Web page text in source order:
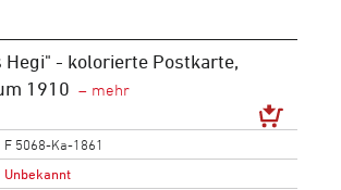
Hegi" - kolorierte Postkarte,
1910
F 5068-Ka-1861
Unbekannt